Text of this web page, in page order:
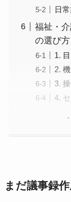
日
福祉・
の選び
1.
2.
3.
4.
まだ議事録